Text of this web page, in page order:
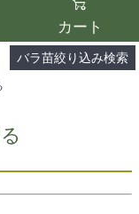
カート
バラ苗絞り込み検索
ドなどは1つずつ選